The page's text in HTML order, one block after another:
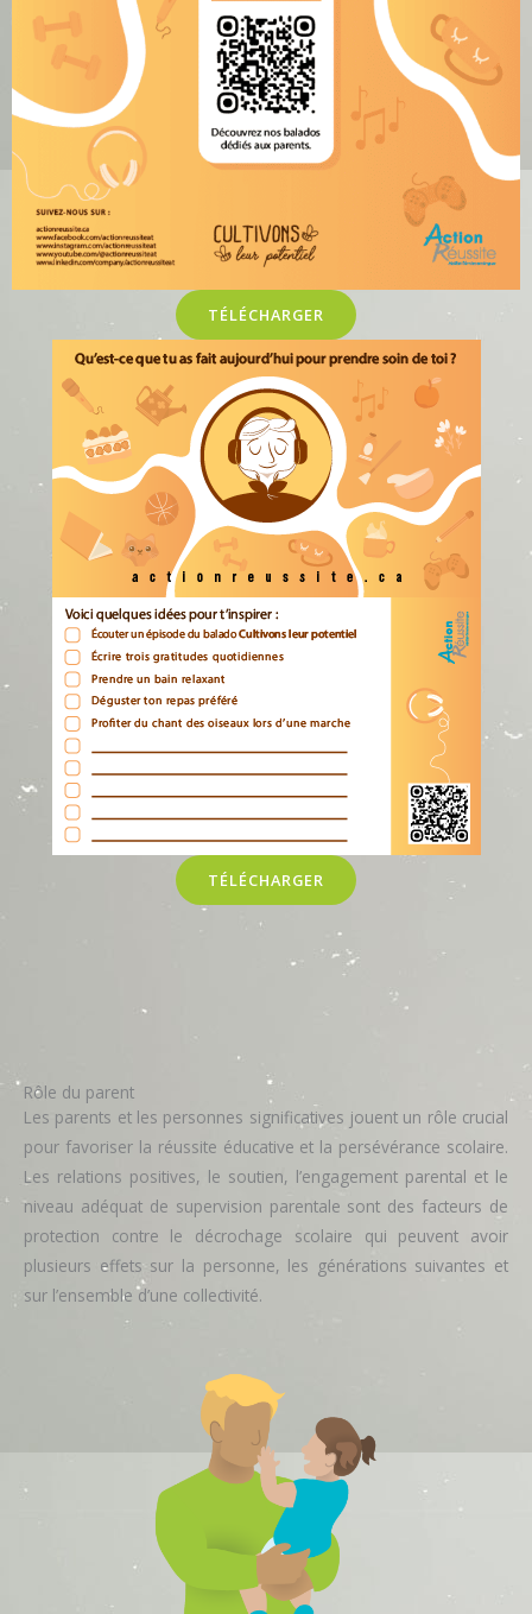
TÉLÉCHARGER
TÉLÉCHARGER
Rôle du parent
Les parents et les personnes significatives jouent un rôle crucial
pour favoriser la réussite éducative et la persévérance scolaire.
Les relations positives, le soutien, l’engagement parental et le
niveau adéquat de supervision parentale sont des facteurs de
protection contre le décrochage scolaire qui peuvent avoir
plusieurs effets sur la personne, les générations suivantes et
sur l’ensemble d’une collectivité.